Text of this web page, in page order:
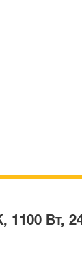
1100 Вт,